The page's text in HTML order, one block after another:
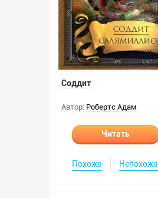
Соддит
Автор: Робертс Адам
Читать
Похожа Непохожа